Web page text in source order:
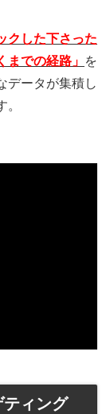
クした下さった
での経路」 を
データが集積し
。
ィング